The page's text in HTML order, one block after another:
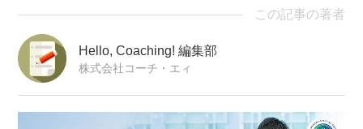
この記事の著者
Hello, Coaching! 編集部
株式会社コーチ・エィ